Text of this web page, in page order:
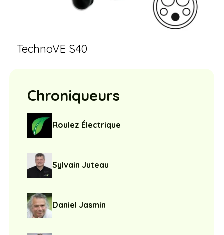
TechnoVE S40
Chroniqueurs
Roulez Électrique
Sylvain Juteau
Daniel Jasmin